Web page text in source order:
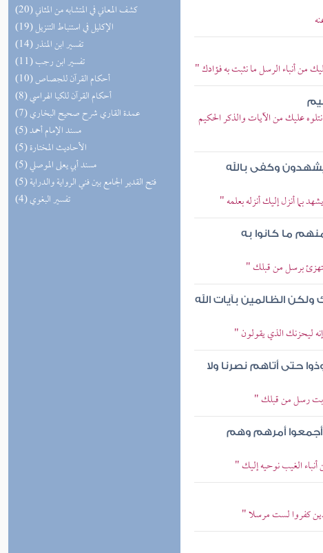
(20) كشف المعاني في المتشابه من المثاني
(19) الإكليل في استنباط التنزيل
(14) تفسير ابن المنذر
(11) تفسير ابن رجب
(10) أحكام القرآن للجصاص
(8) أحكام القرآن للكيا الهراسي
(7) عمدة القاري شرح صحيح البخاري
(5) مسند الإمام أحمد
(5) الأحاديث المختارة
(5) مسند أبي يعلى الموصلي
(5) فتح القدير الجامع بين فني الرواية والدراية
(4) تفسير البغوي
من أنباء الرسل ما نثبت به فؤادك "
عليك من الآيات والذكر الحكيم
يشهدون وكفى بالله
بما أنزل إليك أنزله بعلمه "
ما كانوا به
برسل من قبلك "
الظالمين بآيات الله
ليحزنك الذي يقولون "
حتى أتاهم نصرنا ولا
رسل من قبلك "
أجمعوا أمرهم وهم
الغيب نوحيه إليك "
كفروا لست مرسلا "